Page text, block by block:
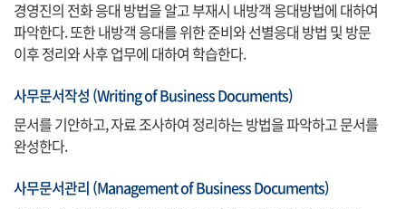
경영진의 전화 응대 방법을 알고 부재시 내방객 응대방법에 대하여
파악한다. 또한 내방객 응대를 위한 준비와 선별응대 방법 및 방문
이후 정리와 사후 업무에 대하여 학습한다.
사무문서작성 (Writing of Business Documents)
문서를 기안하고, 자료 조사하여 정리하는 방법을 파악하고 문서를
완성한다.
사무문서관리 (Management of Business Documents)